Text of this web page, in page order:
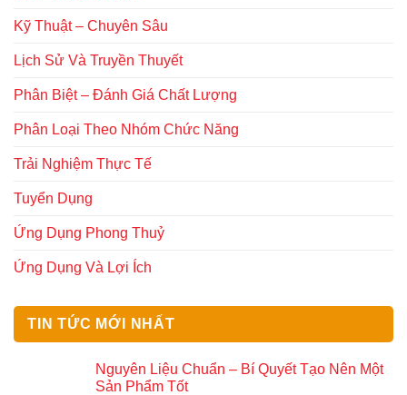
Kỹ Thuật – Chuyên Sâu
Lịch Sử Và Truyền Thuyết
Phân Biệt – Đánh Giá Chất Lượng
Phân Loại Theo Nhóm Chức Năng
Trải Nghiệm Thực Tế
Tuyển Dụng
Ứng Dụng Phong Thuỷ
Ứng Dụng Và Lợi Ích
TIN TỨC MỚI NHẤT
Nguyên Liệu Chuẩn – Bí Quyết Tạo Nên Một
Sản Phẩm Tốt